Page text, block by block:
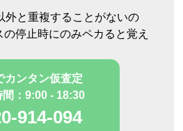
外と重複することがないの
停止時にのみペカると覚え
カンタン仮査定
間：9:00 - 18:30
914-094